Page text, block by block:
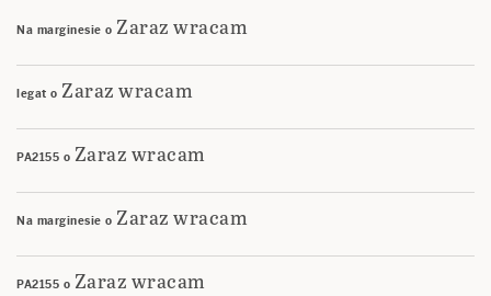
Na marginesie o Zaraz wracam
legat o Zaraz wracam
PA2155 o Zaraz wracam
Na marginesie o Zaraz wracam
PA2155 o Zaraz wracam